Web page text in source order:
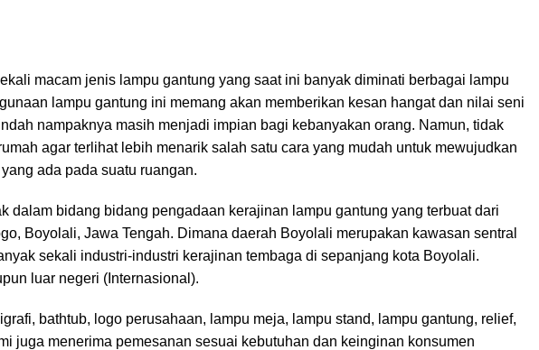
macam jenis lampu gantung yang saat ini banyak diminati berbagai lampu
lampu gantung ini memang akan memberikan kesan hangat dan nilai seni
nampaknya masih menjadi impian bagi kebanyakan orang. Namun, tidak
agar terlihat lebih menarik salah satu cara yang mudah untuk mewujudkan
ada pada suatu ruangan.
dalam bidang bidang pengadaan kerajinan lampu gantung yang terbuat dari
Boyolali, Jawa Tengah. Dimana daerah Boyolali merupakan kawasan sentral
sekali industri-industri kerajinan tembaga di sepanjang kota Boyolali.
luar negeri (Internasional).
bathtub, logo perusahaan, lampu meja, lampu stand, lampu gantung, relief,
juga menerima pemesanan sesuai kebutuhan dan keinginan konsumen